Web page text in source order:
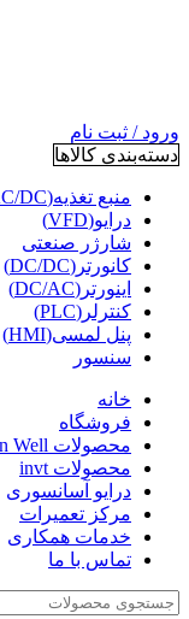
ورود / ثبت نام
دسته‌بندی کالاها
منبع تغذیه(AC/DC)
درایو(VFD)
شارژر صنعتی
کانورتر(DC/DC)
اینورتر(DC/AC)
کنترلر(PLC)
پنل لمسی(HMI)
سنسور
خانه
فروشگاه
محصولات Mean Well
محصولات invt
درایو آسانسوری
مرکز تعمیرات
خدمات همکاری
تماس با ما